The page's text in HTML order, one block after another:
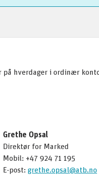
på hverdager i ordinær
Grethe Opsal
Direktør for Marked
Mobil: +47 924 71 195
E-post: grethe.opsal@atb.no